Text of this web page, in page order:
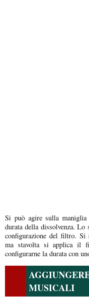
Si può agire sulla
durata della dissolvenza.
configurazione del filtro. Si
ma stavolta si applica il
configurarne la durata con
MUSICALI